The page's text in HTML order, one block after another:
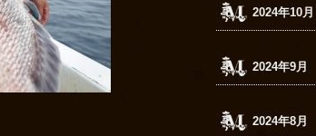
2024年10月
2024年9月
2024年8月